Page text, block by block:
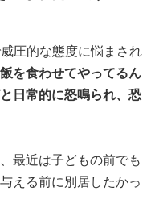
圧的な態度に悩まされ
を食わせてやってるん
日常的に怒鳴られ、恐
最近は子どもの前でも
える前に別居したかっ